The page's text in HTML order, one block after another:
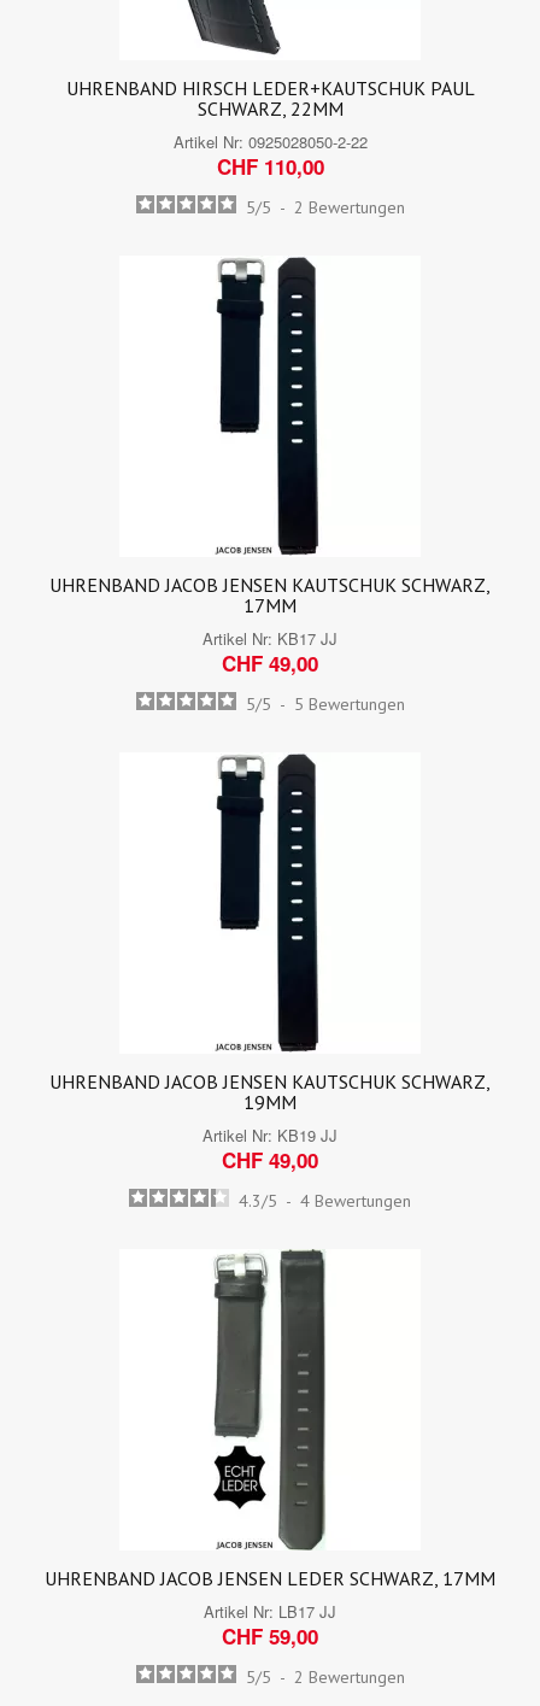
UHRENBAND HIRSCH LEDER+KAUTSCHUK PAUL
SCHWARZ, 22MM
Artikel Nr: 0925028050-2-22
CHF 110,00
5/5 - 2 Bewertungen
UHRENBAND JACOB JENSEN KAUTSCHUK SCHWARZ,
17MM
Artikel Nr: KB17 JJ
CHF 49,00
5/5 - 5 Bewertungen
UHRENBAND JACOB JENSEN KAUTSCHUK SCHWARZ,
19MM
Artikel Nr: KB19 JJ
CHF 49,00
4.3/5 - 4 Bewertungen
UHRENBAND JACOB JENSEN LEDER SCHWARZ, 17MM
Artikel Nr: LB17 JJ
CHF 59,00
5/5 - 2 Bewertungen